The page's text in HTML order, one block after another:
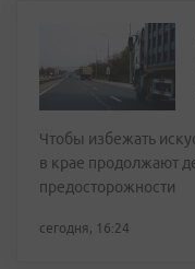
Чтобы избежать
в крае продолжают
предосторожности
сегодня, 16:24